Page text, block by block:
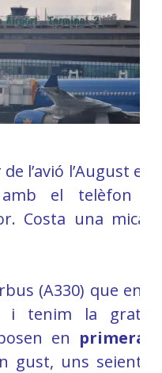
l’avió l’August es
el telèfon i
Costa una mica,
(A330) que ens
tenim la grata
en primera
gust, uns seients